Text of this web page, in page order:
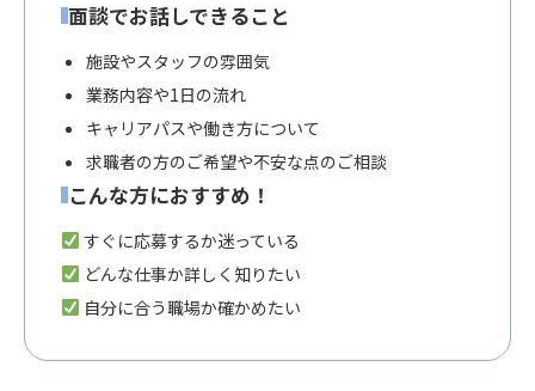
面談でお話しできること
施設やスタッフの雰囲気
業務内容や1日の流れ
キャリアパスや働き方について
求職者の方のご希望や不安な点のご相談
こんな方におすすめ！
すぐに応募するか迷っている
どんな仕事か詳しく知りたい
自分に合う職場か確かめたい